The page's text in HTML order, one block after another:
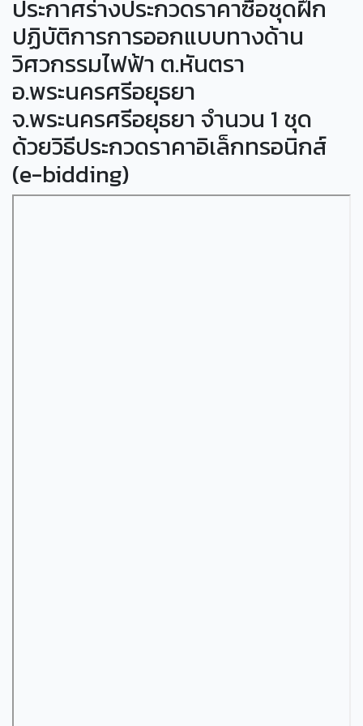
ประกาศร่างประกวดราคาซื้อชุดฝึก
ปฏิบัติการการออกแบบทางด้าน
วิศวกรรมไฟฟ้า ต.หันตรา
อ.พระนครศรีอยุธยา
จ.พระนครศรีอยุธยา จำนวน 1 ชุด
ด้วยวิธีประกวดราคาอิเล็กทรอนิกส์
(e-bidding)